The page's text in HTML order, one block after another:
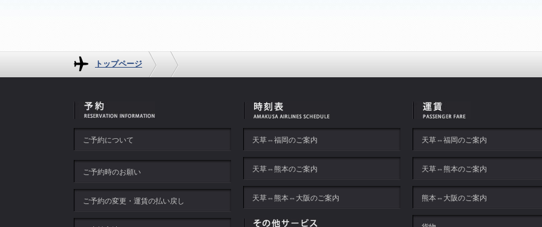
トップページ
ご予約について
ご予約時のお願い
ご予約の変更・運賃の払い戻し
天草⇔福岡のご案内
天草⇔熊本のご案内
天草⇔熊本⇔大阪のご案内
天草⇔福岡のご案内
天草⇔熊本のご案内
熊本⇔大阪のご案内